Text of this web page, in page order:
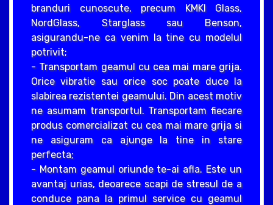
branduri cunoscute, precum KMKI Glass,
NordGlass, Starglass sau Benson,
asigurandu-ne ca venim la tine cu modelul
potrivit;
- Transportam geamul cu cea mai mare grija.
Orice vibratie sau orice soc poate duce la
slabirea rezistentei geamului. Din acest motiv
ne asumam transportul. Transportam fiecare
produs comercializat cu cea mai mare grija si
ne asiguram ca ajunge la tine in stare
perfecta;
- Montam geamul oriunde te-ai afla. Este un
avantaj urias, deoarece scapi de stresul de a
conduce pana la primul service cu geamul